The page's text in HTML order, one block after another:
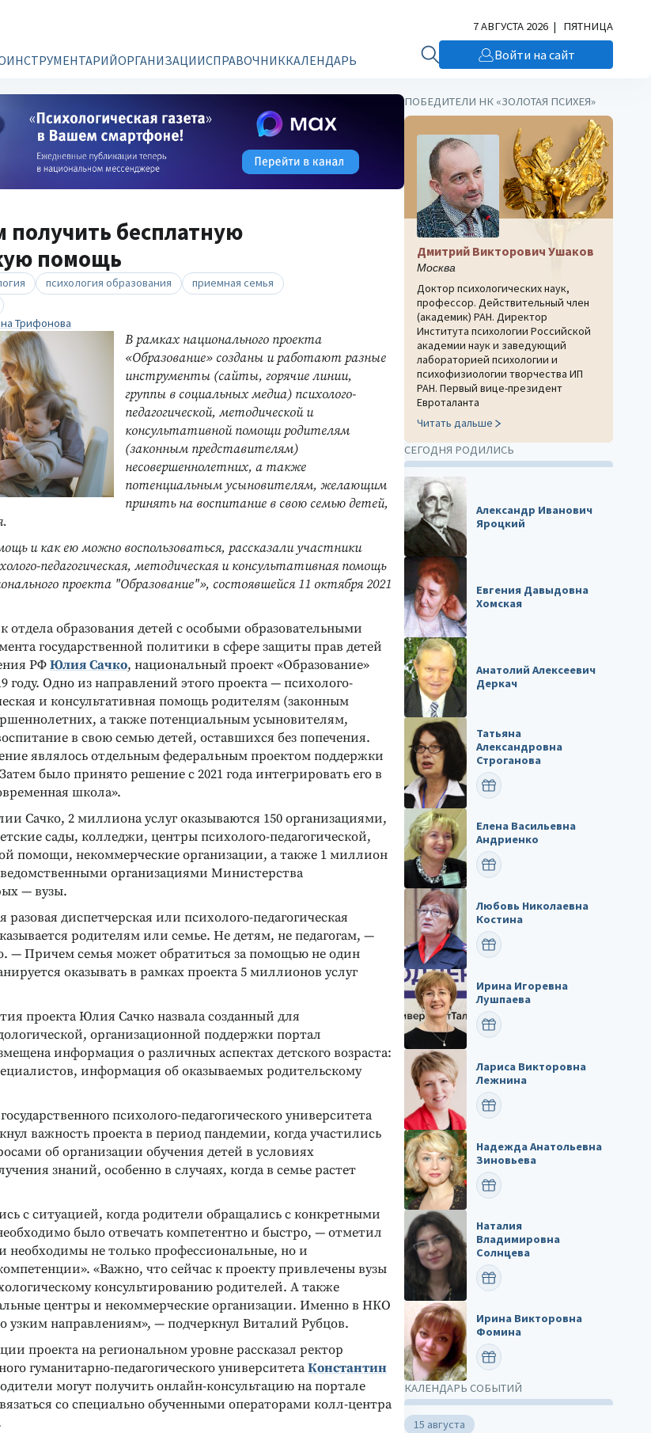
ИНСТРУМЕНТАРИЙОРГАНИЗАЦИИСПРАВОЧНИККАЛЕНДАРЬ
7 АВГУСТА 2026 | ПЯТНИЦА
Войти на сайт
получить бесплатную
помощь
психология образования
приемная семья
Трифонова
В рамках национального проекта
«Образование» созданы и работают разные
инструменты (сайты, горячие линии,
группы в социальных медиа) психолого-
педагогической, методической и
консультативной помощи родителям
(законным представителям)
несовершеннолетних, а также
потенциальным усыновителям, желающим
принять на воспитание в свою семью детей,
и как ею можно воспользоваться, рассказали участники
педагогическая, методическая и консультативная помощь
проекта "Образование"», состоявшейся 11 октября 2021
отдела образования детей с особыми образовательными
государственной политики в сфере защиты прав детей
РФЮлия Сачко, национальный проект «Образование»
году. Одно из направлений этого проекта — психолого-
и консультативная помощь родителям (законным
а также потенциальным усыновителям,
в свою семью детей, оставшихся без попечения.
являлось отдельным федеральным проектом поддержки
было принято решение с 2021 года интегрировать его в
школа».
Сачко, 2 миллиона услуг оказываются 150 организациями,
сады, колледжи, центры психолого-педагогической,
помощи, некоммерческие организации, а также 1 миллион
организациями Министерства
— вузы.
разовая диспетчерская или психолого-педагогическая
родителям или семье. Не детям, не педагогам, —
— Причем семья может обратиться за помощью не один
оказывать в рамках проекта 5 миллионов услуг
проекта Юлия Сачко назвала созданный для
организационной поддержки портал
информация о различных аспектах детского возраста:
информация об оказываемых родительскому
психолого-педагогического университета
важность проекта в период пандемии, когда участились
об организации обучения детей в условиях
знаний, особенно в случаях, когда в семье растет
с ситуацией, когда родители обращались с конкретными
было отвечать компетентно и быстро, — отметил
необходимы не только профессиональные, но и
«Важно, что сейчас к проекту привлечены вузы
консультированию родителей. А также
центры и некоммерческие организации. Именно в НКО
узким направлениям», — подчеркнул Виталий Рубцов.
проекта на региональном уровне рассказал ректор
гуманитарно-педагогического университетаКонстантин
могут получить онлайн-консультацию на портале
со специально обученными операторами колл-центра
ПОБЕДИТЕЛИ НК «ЗОЛОТАЯ ПСИХЕЯ»
Дмитрий Викторович Ушаков
Москва
Доктор психологических наук,
профессор. Действительный член
(академик) РАН. Директор
Института психологии Российской
академии наук и заведующий
лабораторией психологии и
психофизиологии творчества ИП
РАН. Первый вице-президент
Евроталанта
Читать дальше
СЕГОДНЯ РОДИЛИСЬ
Александр Иванович
Яроцкий
Евгения Давыдовна
Хомская
Анатолий Алексеевич
Деркач
Татьяна
Александровна
Строганова
ПОЗДРАВИТЬ
Елена Васильевна
Андриенко
ПОЗДРАВИТЬ
Любовь Николаевна
Костина
ПОЗДРАВИТЬ
Ирина Игоревна
Лушпаева
ПОЗДРАВИТЬ
Лариса Викторовна
Лежнина
ПОЗДРАВИТЬ
Надежда Анатольевна
Зиновьева
ПОЗДРАВИТЬ
Наталия
Владимировна
Солнцева
ПОЗДРАВИТЬ
Ирина Викторовна
Фомина
ПОЗДРАВИТЬ
КАЛЕНДАРЬ СОБЫТИЙ
15 августа